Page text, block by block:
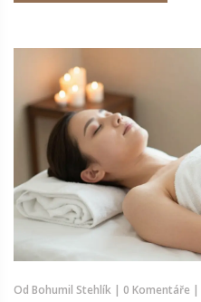
Od Bohumil Stehlík | 0 Komentáře |